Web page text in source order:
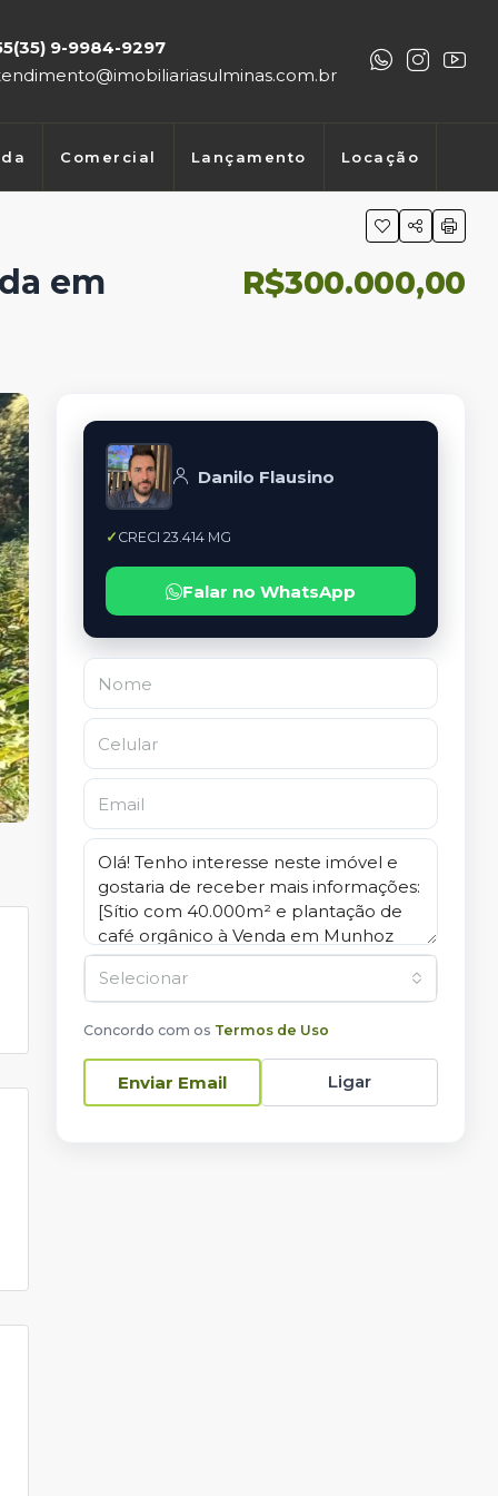
9-9984-9297
Comercial Lançamento Locação
em R$300.000,00
Danilo Flausino
CRECI 23.414 MG
Falar no WhatsApp
Selecionar
Concordo com os Termos de Uso
Enviar Email Ligar